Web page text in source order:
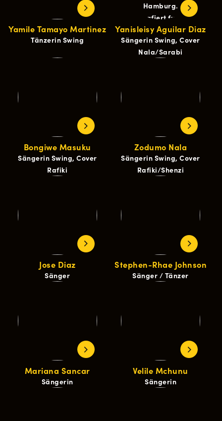
Yamile Tamayo Martinez
Tänzerin Swing
Yanisleisy Aguilar Diaz
Sängerin Swing, Cover
Nala/Sarabi
Bongiwe Masuku
Sängerin Swing, Cover
Rafiki
Zodumo Nala
Sängerin Swing, Cover
Rafiki/Shenzi
Jose Diaz
Sänger
Stephen-Rhae Johnson
Sänger / Tänzer
Mariana Sancar
Sängerin
Velile Mchunu
Sängerin